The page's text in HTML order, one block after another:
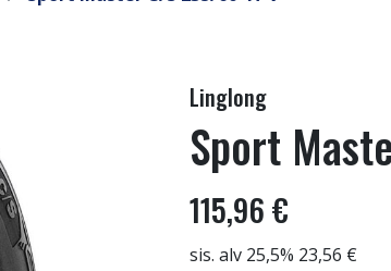
Linglong
Sport
115,96 €
sis. alv 25,5% 23,56 €